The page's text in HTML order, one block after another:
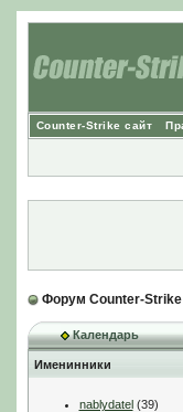
Counter-Strike сайт
Форум Counter-Strike
Календарь
Именинники
nablydatel(39)